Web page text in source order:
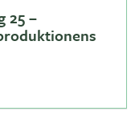
25 –